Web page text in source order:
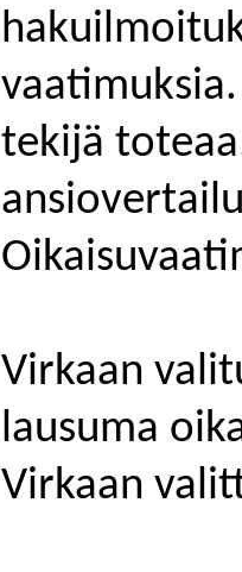
vaatim
tekijä
Virkaan
lausuma
Virkaan